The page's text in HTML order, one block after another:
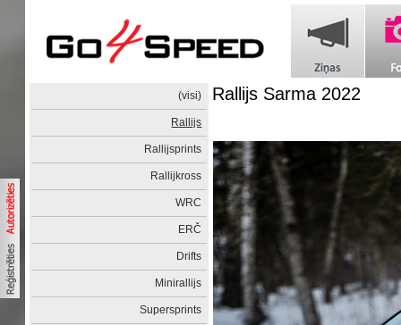
(visi)
Rallijs
Rallijsprints
Rallijkross
WRC
ERČ
Drifts
Minirallijs
Supersprints
Rallijs Sarma 2022